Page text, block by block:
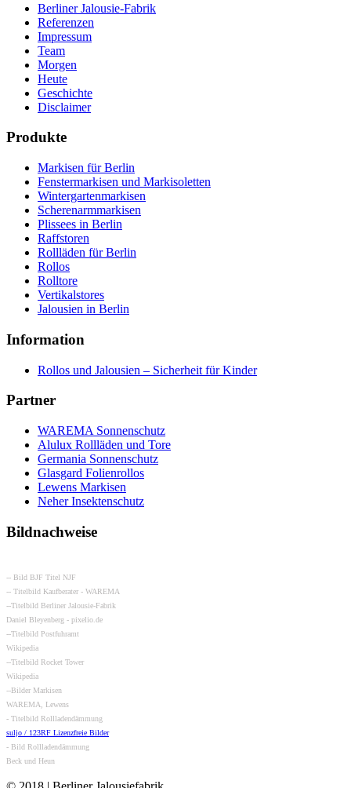
Berliner Jalousie-Fabrik
Referenzen
Impressum
Team
Morgen
Heute
Geschichte
Disclaimer
Produkte
Markisen für Berlin
Fenstermarkisen und Markisoletten
Wintergartenmarkisen
Scherenarmmarkisen
Plissees in Berlin
Raffstoren
Rollläden für Berlin
Rollos
Rolltore
Vertikalstores
Jalousien in Berlin
Information
Rollos und Jalousien – Sicherheit für Kinder
Partner
WAREMA Sonnenschutz
Alulux Rollläden und Tore
Germania Sonnenschutz
Glasgard Folienrollos
Lewens Markisen
Neher Insektenschutz
Bildnachweise
-- Bild BJF Titel NJF
-- Titelbild Kaufberater - WAREMA
--Titelbild Berliner Jalousie-Fabrik
Daniel Bleyenberg - pixelio.de
--Titelbild Postfuhramt
Wikipedia
--Titelbild Rocket Tower
Wikipedia
--Bilder Markisen
WAREMA, Lewens
- Titelbild Rollladendämmung
suljo / 123RF Lizenzfreie Bilder
- Bild Rollladendämmung
Beck und Heun